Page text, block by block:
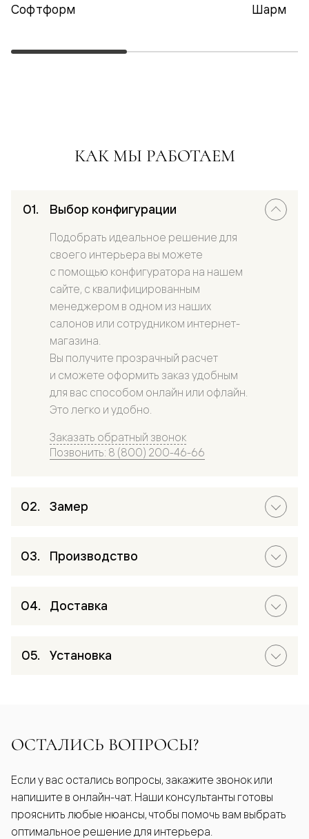
Софтформ Шарм
КАК МЫ РАБОТАЕМ
Выбор конфигурации
Подобрать идеальное решение для
своего интерьера вы можете
с помощью конфигуратора на нашем
сайте, с квалифицированным
менеджером в одном из наших
салонов или сотрудником интернет-
магазина.
Вы получите прозрачный расчет
и сможете оформить заказ удобным
для вас способом онлайн или офлайн.
Это легко и удобно.
Заказать обратный звонок
Позвонить: 8 (800) 200-46-66
Замер
Производство
Доставка
Установка
ОСТАЛИСЬ ВОПРОСЫ?
Если у вас остались вопросы, закажите звонок или
напишите в онлайн-чат. Наши консультанты готовы
прояснить любые нюансы, чтобы помочь вам выбрать
оптимальное решение для интерьера.